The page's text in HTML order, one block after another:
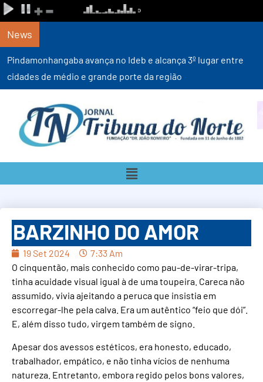
News
Prefeitura conclui reforma no telhado da UPA do Araretama
inicia melhorias internas
BARZINHO DO AMOR
19 Set 2024
7:33 Am
O cinquentão, mais conhecido como pau-de-virar-tripa,
tinha acuidade visual igual à de uma toupeira. Careca não
assumido, vivia ajeitando a peruca que insistia em
escorregar-lhe pela calva. Era um autêntico “feio que dói”.
E, além disso tudo, virgem também de signo.
Apesar dos avessos estéticos, era honesto, educado,
trabalhador, empático, e não tinha vícios de nenhuma
natureza. Entretanto, embora regido pelos bons valores,